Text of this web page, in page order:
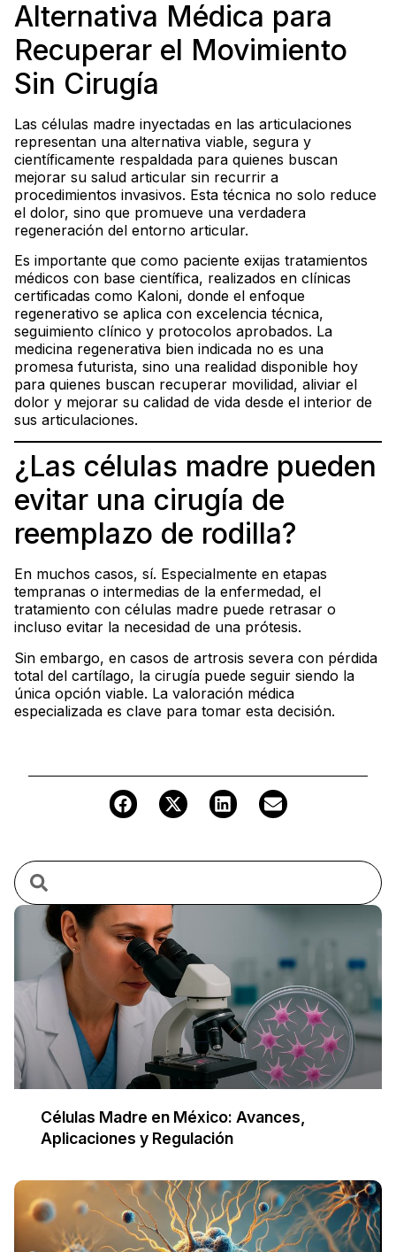
Alternativa Médica para
Recuperar el Movimiento
Sin Cirugía
Las células madre inyectadas en las articulaciones
representan una alternativa viable, segura y
científicamente respaldada para quienes buscan
mejorar su salud articular sin recurrir a
procedimientos invasivos. Esta técnica no solo reduce
el dolor, sino que promueve una verdadera
regeneración del entorno articular.
Es importante que como paciente exijas tratamientos
médicos con base científica, realizados en clínicas
certificadas como Kaloni, donde el enfoque
regenerativo se aplica con excelencia técnica,
seguimiento clínico y protocolos aprobados. La
medicina regenerativa bien indicada no es una
promesa futurista, sino una realidad disponible hoy
para quienes buscan recuperar movilidad, aliviar el
dolor y mejorar su calidad de vida desde el interior de
sus articulaciones.
¿Las células madre pueden
evitar una cirugía de
reemplazo de rodilla?
En muchos casos, sí. Especialmente en etapas
tempranas o intermedias de la enfermedad, el
tratamiento con células madre puede retrasar o
incluso evitar la necesidad de una prótesis.
Sin embargo, en casos de artrosis severa con pérdida
total del cartílago, la cirugía puede seguir siendo la
única opción viable. La valoración médica
especializada es clave para tomar esta decisión.
Células Madre en México: Avances,
Aplicaciones y Regulación